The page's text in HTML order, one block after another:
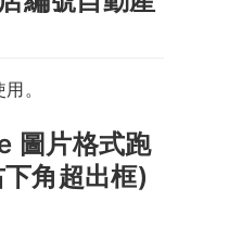
。
圖片格式跑
角超出框)